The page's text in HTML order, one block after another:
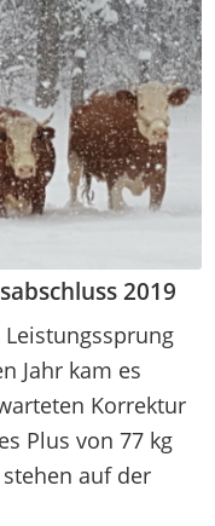
2019
Jahr kam es
Korrektur
Plus von 77 kg
auf der